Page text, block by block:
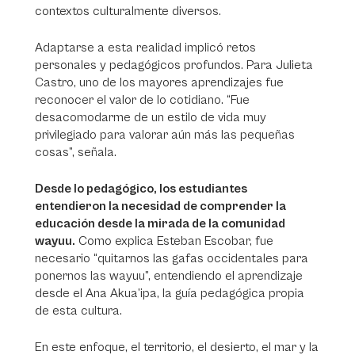
contextos culturalmente diversos.
Adaptarse a esta realidad implicó retos
personales y pedagógicos profundos. Para Julieta
Castro, uno de los mayores aprendizajes fue
reconocer el valor de lo cotidiano. “Fue
desacomodarme de un estilo de vida muy
privilegiado para valorar aún más las pequeñas
cosas”, señala.
Desde lo pedagógico, los estudiantes
entendieron la necesidad de comprender la
educación desde la mirada de la comunidad
wayuu. Como explica Esteban Escobar, fue
necesario “quitarnos las gafas occidentales para
ponernos las wayuu”, entendiendo el aprendizaje
desde el Ana Akua’ipa, la guía pedagógica propia
de esta cultura.
En este enfoque, el territorio, el desierto, el mar y la